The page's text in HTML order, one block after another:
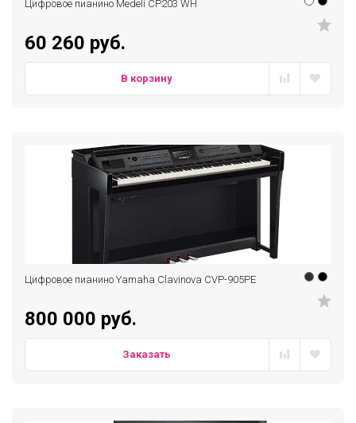
Цифровое пианино Medeli CP203 WH
60 260 руб.
В корзину
Цифровое пианино Yamaha Clavinova CVP-905PE
800 000 руб.
Заказать